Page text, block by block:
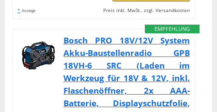
* Anzeige Preis inkl. MwSt., zzgl. Versandkosten
EMPFEHLUNG
Bosch PRO 18V/12V System
Akku-Baustellenradio GPB
18VH-6 SRC (Laden im
Werkzeug für 18V & 12V, inkl.
Flaschenöffner, 2x AAA-
Batterie, Displayschutzfolie,